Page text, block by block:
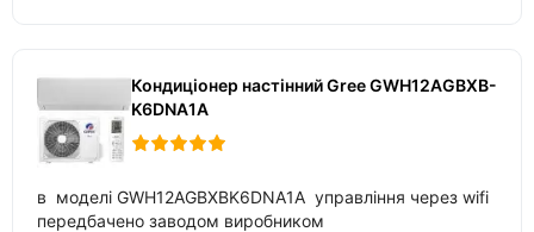
Кондиціонер настінний Gree GWH12AGBXB-
K6DNA1A
в моделі GWH12AGBXBK6DNA1A управління через wifi
передбачено заводом виробником